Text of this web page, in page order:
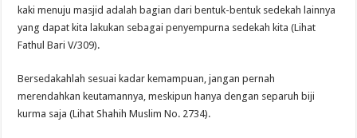
kaki menuju masjid adalah bagian dari bentuk-bentuk sedekah lainnya
yang dapat kita lakukan sebagai penyempurna sedekah kita (Lihat
Fathul Bari V/309).
Bersedakahlah sesuai kadar kemampuan, jangan pernah
merendahkan keutamannya, meskipun hanya dengan separuh biji
kurma saja (Lihat Shahih Muslim No. 2734).